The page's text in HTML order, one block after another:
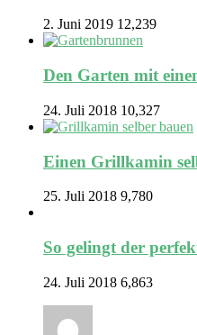
2. Juni 2019 12,239
Den Garten mit
24. Juli 2018 10,327
Einen Grillkamin
25. Juli 2018 9,780
So gelingt der
24. Juli 2018 6,863